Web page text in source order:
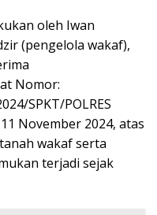
oleh Iwan
(pengelola wakaf),
Nomor:
SPKT/POLRES
November 2024, atas
wakaf serta
terjadi sejak